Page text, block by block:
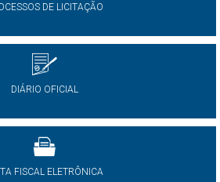
DE LICITAÇÃO
DIÁRIO OFICIAL
FISCAL ELETRÔNICA